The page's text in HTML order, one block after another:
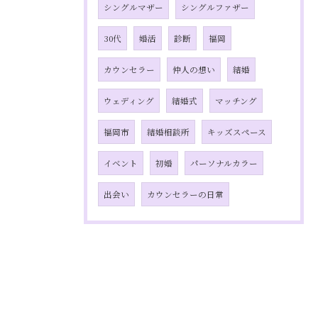
シングルマザー シングルファザー
30代 婚活 診断 福岡
カウンセラー 仲人の想い 結婚
ウェディング 結婚式 マッチング
福岡市 結婚相談所 キッズスペース
イベント 初婚 パーソナルカラー
出会い カウンセラーの日常